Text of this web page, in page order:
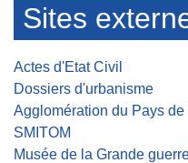
Sites
Actes d'Etat Civil
Dossiers d'urbanisme
Agglomération du Pays de
SMITOM
Musée de la Grande